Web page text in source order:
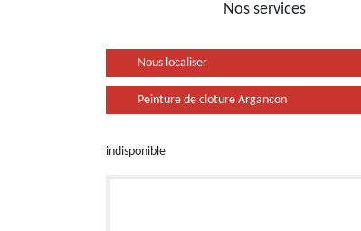
Nos services
Nous localiser
Peinture de cloture Argancon
indisponible